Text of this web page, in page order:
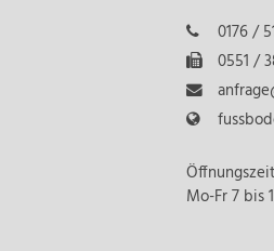
0176 /
0551 /
Mo-Fr 7 bis